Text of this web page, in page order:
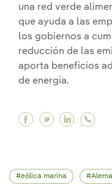
una red verde
que ayuda a las
los gobiernos a
reducción de las
aporta beneficios
de energía.
Facebook
Twitter
eólica marina